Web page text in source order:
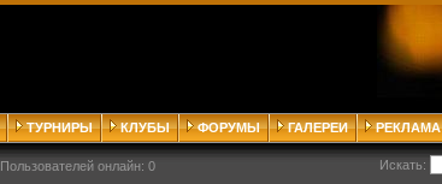
ТУРНИРЫ КЛУБЫ ФОРУМЫ ГАЛЕРЕИ РЕКЛАМА
Пользователей онлайн: 0 Искать: